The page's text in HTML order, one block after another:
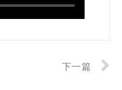
下一篇